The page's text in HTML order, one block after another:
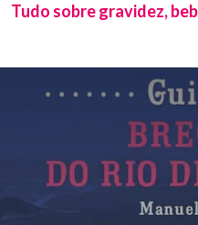
Tudo sobre gravidez,